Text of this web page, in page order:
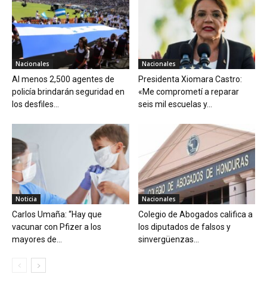
Nacionales
Al menos 2,500 agentes de
policía brindarán seguridad en
los desfiles...
Nacionales
Presidenta Xiomara Castro:
«Me comprometí a reparar
seis mil escuelas y...
Noticia
Carlos Umaña: “Hay que
vacunar con Pfizer a los
mayores de...
Nacionales
Colegio de Abogados califica a
los diputados de falsos y
sinvergüenzas...